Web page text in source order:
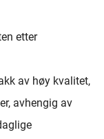
etter
av høy kvalitet,
avhengig av